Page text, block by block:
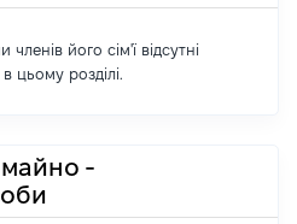
його сім'ї відсутні
цьому розділі.
майно -